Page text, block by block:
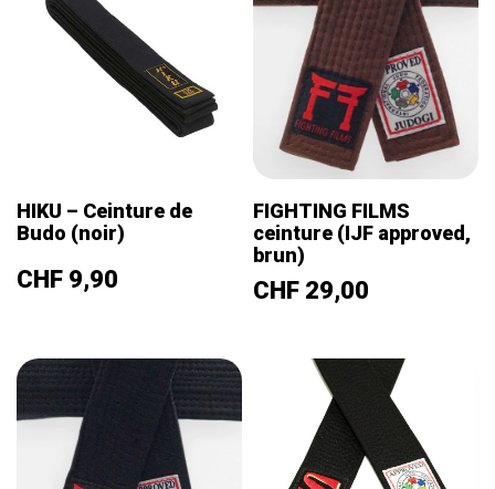
HIKU – Ceinture de
Budo (noir)
Prix
CHF 9,90
FIGHTING FILMS
ceinture (IJF approved,
brun)
Prix
CHF 29,00